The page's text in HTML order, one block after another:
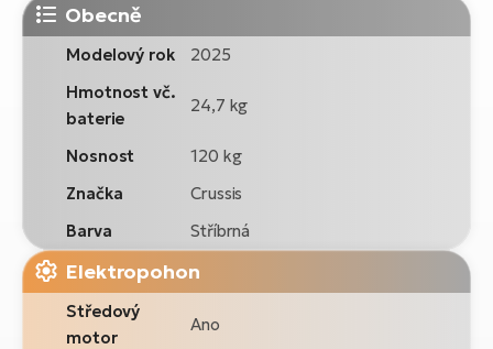
Obecně
Modelový rok
2025
Hmotnost vč.
baterie
24,7 kg
Nosnost
120 kg
Značka
Crussis
Barva
Stříbrná
Elektropohon
Středový
motor
Ano